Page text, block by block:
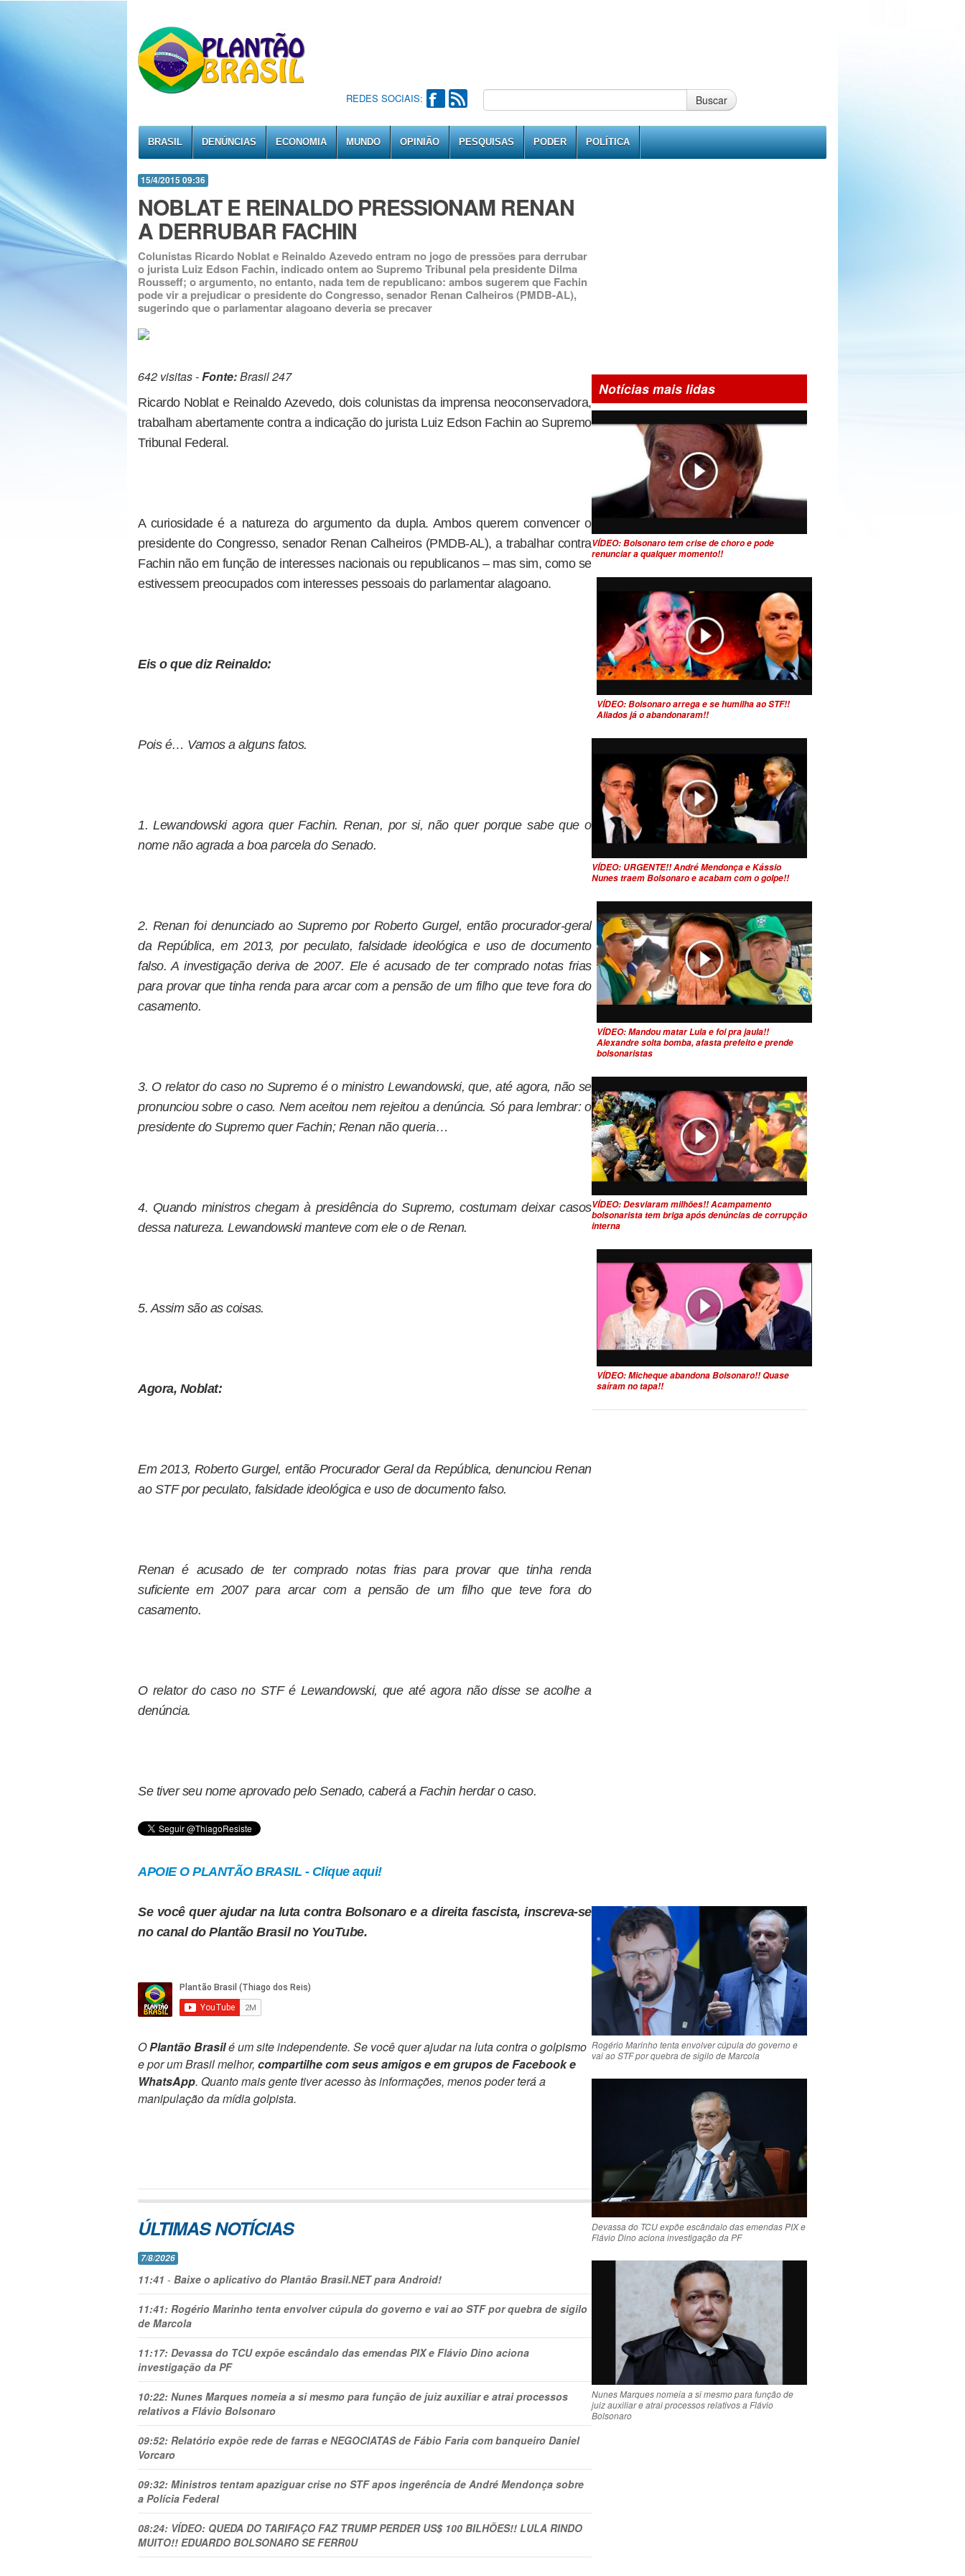
REDES SOCIAIS: Buscar
BRASIL DENÚNCIAS ECONOMIA MUNDO OPINIÃO PESQUISAS PODER POLÍTICA
15/4/2015 09:36
NOBLAT E REINALDO PRESSIONAM RENAN
A DERRUBAR FACHIN
Colunistas Ricardo Noblat e Reinaldo Azevedo entram no jogo de pressões para derrubar
o jurista Luiz Edson Fachin, indicado ontem ao Supremo Tribunal pela presidente Dilma
Rousseff; o argumento, no entanto, nada tem de republicano: ambos sugerem que Fachin
pode vir a prejudicar o presidente do Congresso, senador Renan Calheiros (PMDB-AL),
sugerindo que o parlamentar alagoano deveria se precaver
642 visitas -Fonte:Brasil 247
Ricardo Noblat e Reinaldo Azevedo, dois colunistas da imprensa neoconservadora,
trabalham abertamente contra a indicação do jurista Luiz Edson Fachin ao Supremo
Tribunal Federal.
A curiosidade é a natureza do argumento da dupla. Ambos querem convencer o
presidente do Congresso, senador Renan Calheiros (PMDB-AL), a trabalhar contra
Fachin não em função de interesses nacionais ou republicanos – mas sim, como se
estivessem preocupados com interesses pessoais do parlamentar alagoano.
Eis o que diz Reinaldo:
Pois é… Vamos a alguns fatos.
1. Lewandowski agora quer Fachin. Renan, por si, não quer porque sabe que o
nome não agrada a boa parcela do Senado.
2. Renan foi denunciado ao Supremo por Roberto Gurgel, então procurador-geral
da República, em 2013, por peculato, falsidade ideológica e uso de documento
falso. A investigação deriva de 2007. Ele é acusado de ter comprado notas frias
para provar que tinha renda para arcar com a pensão de um filho que teve fora do
casamento.
3. O relator do caso no Supremo é o ministro Lewandowski, que, até agora, não se
pronunciou sobre o caso. Nem aceitou nem rejeitou a denúncia. Só para lembrar: o
presidente do Supremo quer Fachin; Renan não queria…
4. Quando ministros chegam à presidência do Supremo, costumam deixar casos
dessa natureza. Lewandowski manteve com ele o de Renan.
5. Assim são as coisas.
Agora, Noblat:
Em 2013, Roberto Gurgel, então Procurador Geral da República, denunciou Renan
ao STF por peculato, falsidade ideológica e uso de documento falso.
Renan é acusado de ter comprado notas frias para provar que tinha renda
suficiente em 2007 para arcar com a pensão de um filho que teve fora do
casamento.
O relator do caso no STF é Lewandowski, que até agora não disse se acolhe a
denúncia.
Se tiver seu nome aprovado pelo Senado, caberá a Fachin herdar o caso.
APOIE O PLANTÃO BRASIL - Clique aqui!
Se você quer ajudar na luta contra Bolsonaro e a direita fascista, inscreva-se
no canal do Plantão Brasil no YouTube.
OPlantão Brasilé um site independente. Se você quer ajudar na luta contra o golpismo
e por um Brasil melhor, compartilhe com seus amigos e em grupos de Facebook e
WhatsApp. Quanto mais gente tiver acesso às informações, menos poder terá a
manipulação da mídia golpista.
ÚLTIMAS NOTÍCIAS
7/8/2026
11:41 - Baixe o aplicativo do Plantão Brasil.NET para Android!
11:41: Rogério Marinho tenta envolver cúpula do governo e vai ao STF por quebra de sigilo
de Marcola
11:17: Devassa do TCU expõe escândalo das emendas PIX e Flávio Dino aciona
investigação da PF
10:22: Nunes Marques nomeia a si mesmo para função de juiz auxiliar e atrai processos
relativos a Flávio Bolsonaro
09:52: Relatório expõe rede de farras e NEGOCIATAS de Fábio Faria com banqueiro Daniel
Vorcaro
09:32: Ministros tentam apaziguar crise no STF apos ingerência de André Mendonça sobre
a Polícia Federal
08:24: VÍDEO: QUEDA DO TARIFAÇO FAZ TRUMP PERDER US$ 100 BILHÕES!! LULA RINDO
MUITO!! EDUARDO BOLSONARO SE FERR0U
Notícias mais lidas
VÍDEO: Bolsonaro tem crise de choro e pode
renunciar a qualquer momento!!
VÍDEO: Bolsonaro arrega e se humilha ao STF!!
Aliados já o abandonaram!!
VÍDEO: URGENTE!! André Mendonça e Kássio
Nunes traem Bolsonaro e acabam com o golpe!!
VÍDEO: Mandou matar Lula e foi pra jaula!!
Alexandre solta bomba, afasta prefeito e prende
bolsonaristas
VÍDEO: Desviaram milhões!! Acampamento
bolsonarista tem briga após denúncias de corrupção
interna
VÍDEO: Micheque abandona Bolsonaro!! Quase
saíram no tapa!!
Rogério Marinho tenta envolver cúpula do governo e
vai ao STF por quebra de sigilo de Marcola
Devassa do TCU expõe escândalo das emendas PIX e
Flávio Dino aciona investigação da PF
Nunes Marques nomeia a si mesmo para função de
juiz auxiliar e atrai processos relativos a Flávio
Bolsonaro